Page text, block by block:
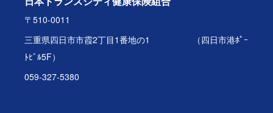
〒510-0011
三重県四日市市霞2丁目1番地の1 （四日市港ﾎﾟｰ
ﾄﾋﾞﾙ5F）
059-327-5380